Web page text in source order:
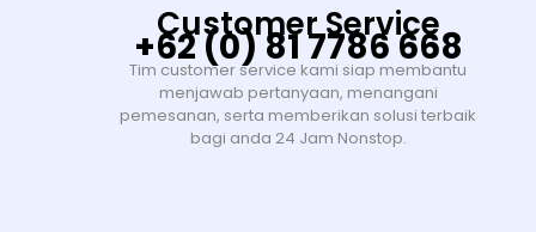
Customer Service
+62 (0) 81 7786 668
Tim customer service kami siap membantu
menjawab pertanyaan, menangani
pemesanan, serta memberikan solusi terbaik
bagi anda 24 Jam Nonstop.